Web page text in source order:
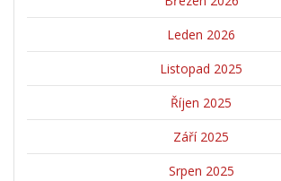
Leden 2026
Listopad 2025
Říjen 2025
Září 2025
Srpen 2025